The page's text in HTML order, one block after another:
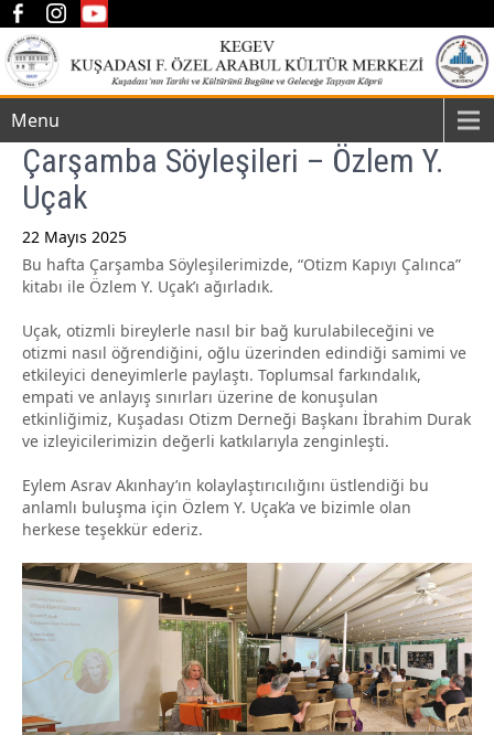
Menu
Çarşamba Söyleşileri – Özlem Y.
Uçak
22 Mayıs 2025
Bu hafta Çarşamba Söyleşilerimizde, “Otizm Kapıyı Çalınca”
kitabı ile Özlem Y. Uçak’ı ağırladık.
Uçak, otizmli bireylerle nasıl bir bağ kurulabileceğini ve
otizmi nasıl öğrendiğini, oğlu üzerinden edindiği samimi ve
etkileyici deneyimlerle paylaştı. Toplumsal farkındalık,
empati ve anlayış sınırları üzerine de konuşulan
etkinliğimiz, Kuşadası Otizm Derneği Başkanı İbrahim Durak
ve izleyicilerimizin değerli katkılarıyla zenginleşti.
Eylem Asrav Akınhay’ın kolaylaştırıcılığını üstlendiği bu
anlamlı buluşma için Özlem Y. Uçak’a ve bizimle olan
herkese teşekkür ederiz.
Post